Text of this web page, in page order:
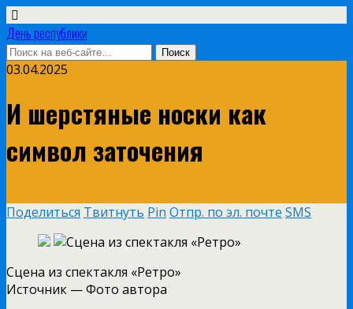
День республики
03.04.2025
И шерстяные носки как
символ заточения
Поделиться Твитнуть Pin Отпр. по эл. почте SMS
Сцена из спектакля «Ретро»
Источник —Фото автора